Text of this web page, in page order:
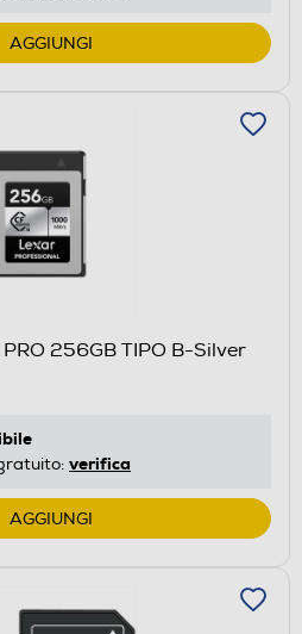
AGGIUNGI
PRO 256GB TIPO B-Silver
verifica
AGGIUNGI